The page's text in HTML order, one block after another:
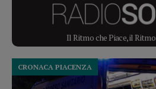
Il Ritmo che Piace, il
CRONACA PIACENZA